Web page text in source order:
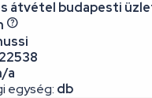
22538
a
egység: db
átvétel budapesti